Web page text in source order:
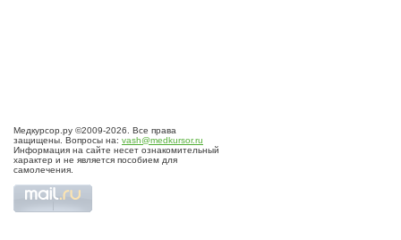
Медкурсор.ру ©2009-2026. Все права
защищены. Вопросы на: vash@medkursor.ru
Информация на сайте несет ознакомительный
характер и не является пособием для
самолечения.